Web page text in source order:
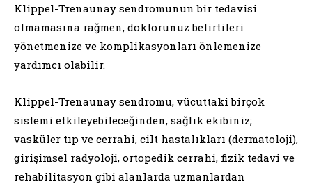
Klippel-Trenaunay sendromunun bir tedavisi
olmamasına rağmen, doktorunuz belirtileri
yönetmenize ve komplikasyonları önlemenize
yardımcı olabilir.
Klippel-Trenaunay sendromu, vücuttaki birçok
sistemi etkileyebileceğinden, sağlık ekibiniz;
vasküler tıp ve cerrahi, cilt hastalıkları (dermatoloji),
girişimsel radyoloji, ortopedik cerrahi, fizik tedavi ve
rehabilitasyon gibi alanlarda uzmanlardan